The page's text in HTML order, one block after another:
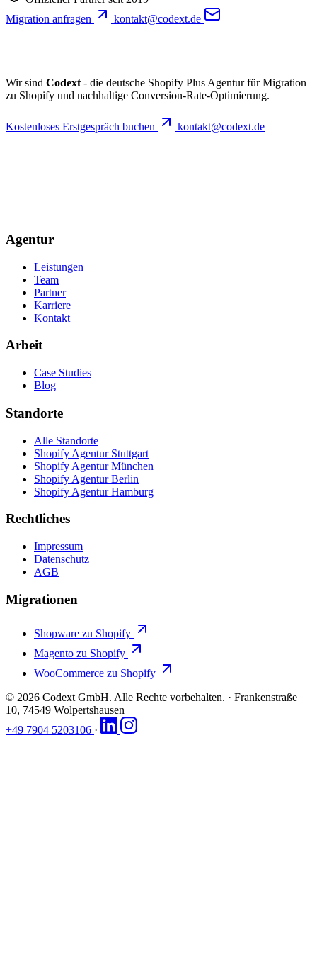
Migration anfragen
kontakt@codext.de
Wir sind Codext - die deutsche Shopify Plus Agentur für Migration
zu Shopify und nachhaltige Conversion-Rate-Optimierung.
Kostenloses Erstgespräch buchen kontakt@codext.de
Agentur
Leistungen
Team
Partner
Karriere
Kontakt
Arbeit
Case Studies
Blog
Standorte
Alle Standorte
Shopify Agentur Stuttgart
Shopify Agentur München
Shopify Agentur Berlin
Shopify Agentur Hamburg
Rechtliches
Impressum
Datenschutz
AGB
Migrationen
Shopware zu Shopify
Magento zu Shopify
WooCommerce zu Shopify
© 2026 Codext GmbH. Alle Rechte vorbehalten. · Frankenstraße
10, 74549 Wolpertshausen
+49 7904 5203106 ·